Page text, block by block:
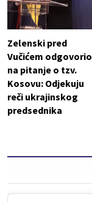
Zelenski pred
Vučićem odgovorio
na pitanje o tzv.
Kosovu: Odjekuju
reči ukrajinskog
predsednika